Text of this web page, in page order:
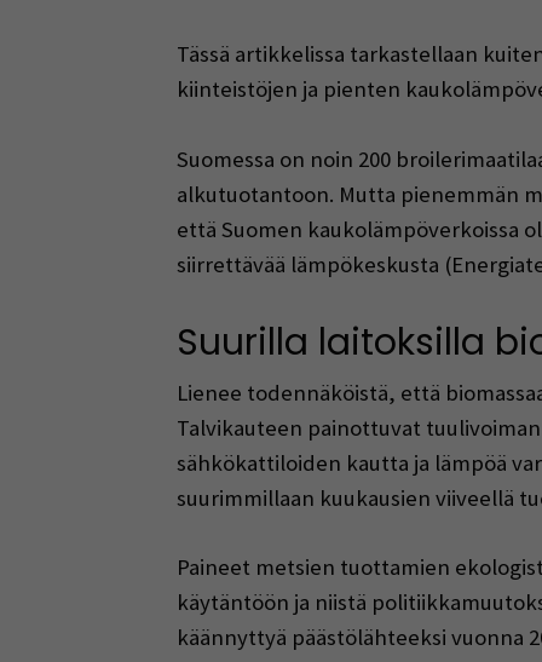
Tässä artikkelissa tarkastellaan
kiinteistöjen ja pienten
Suomessa on noin 200
alkutuotantoon. Mutta pienemmän
että Suomen kaukolämpöverkoissa
siirrettävää lämpökeskusta
Suurilla laitoksilla
Lienee todennäköistä, että
Talvikauteen painottuvat
sähkökattiloiden kautta ja lämpöä
suurimmillaan kuukausien viiveellä
Paineet metsien tuottamien
käytäntöön ja niistä
käännyttyä päästölähteeksi vuonna